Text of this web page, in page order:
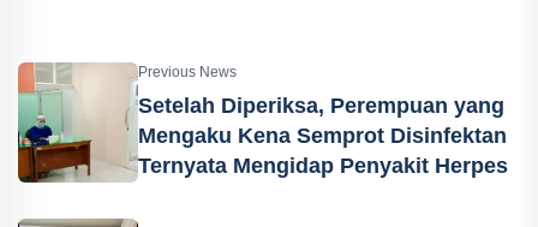
Previous News
Setelah Diperiksa, Perempuan yang
Mengaku Kena Semprot Disinfektan
Ternyata Mengidap Penyakit Herpes